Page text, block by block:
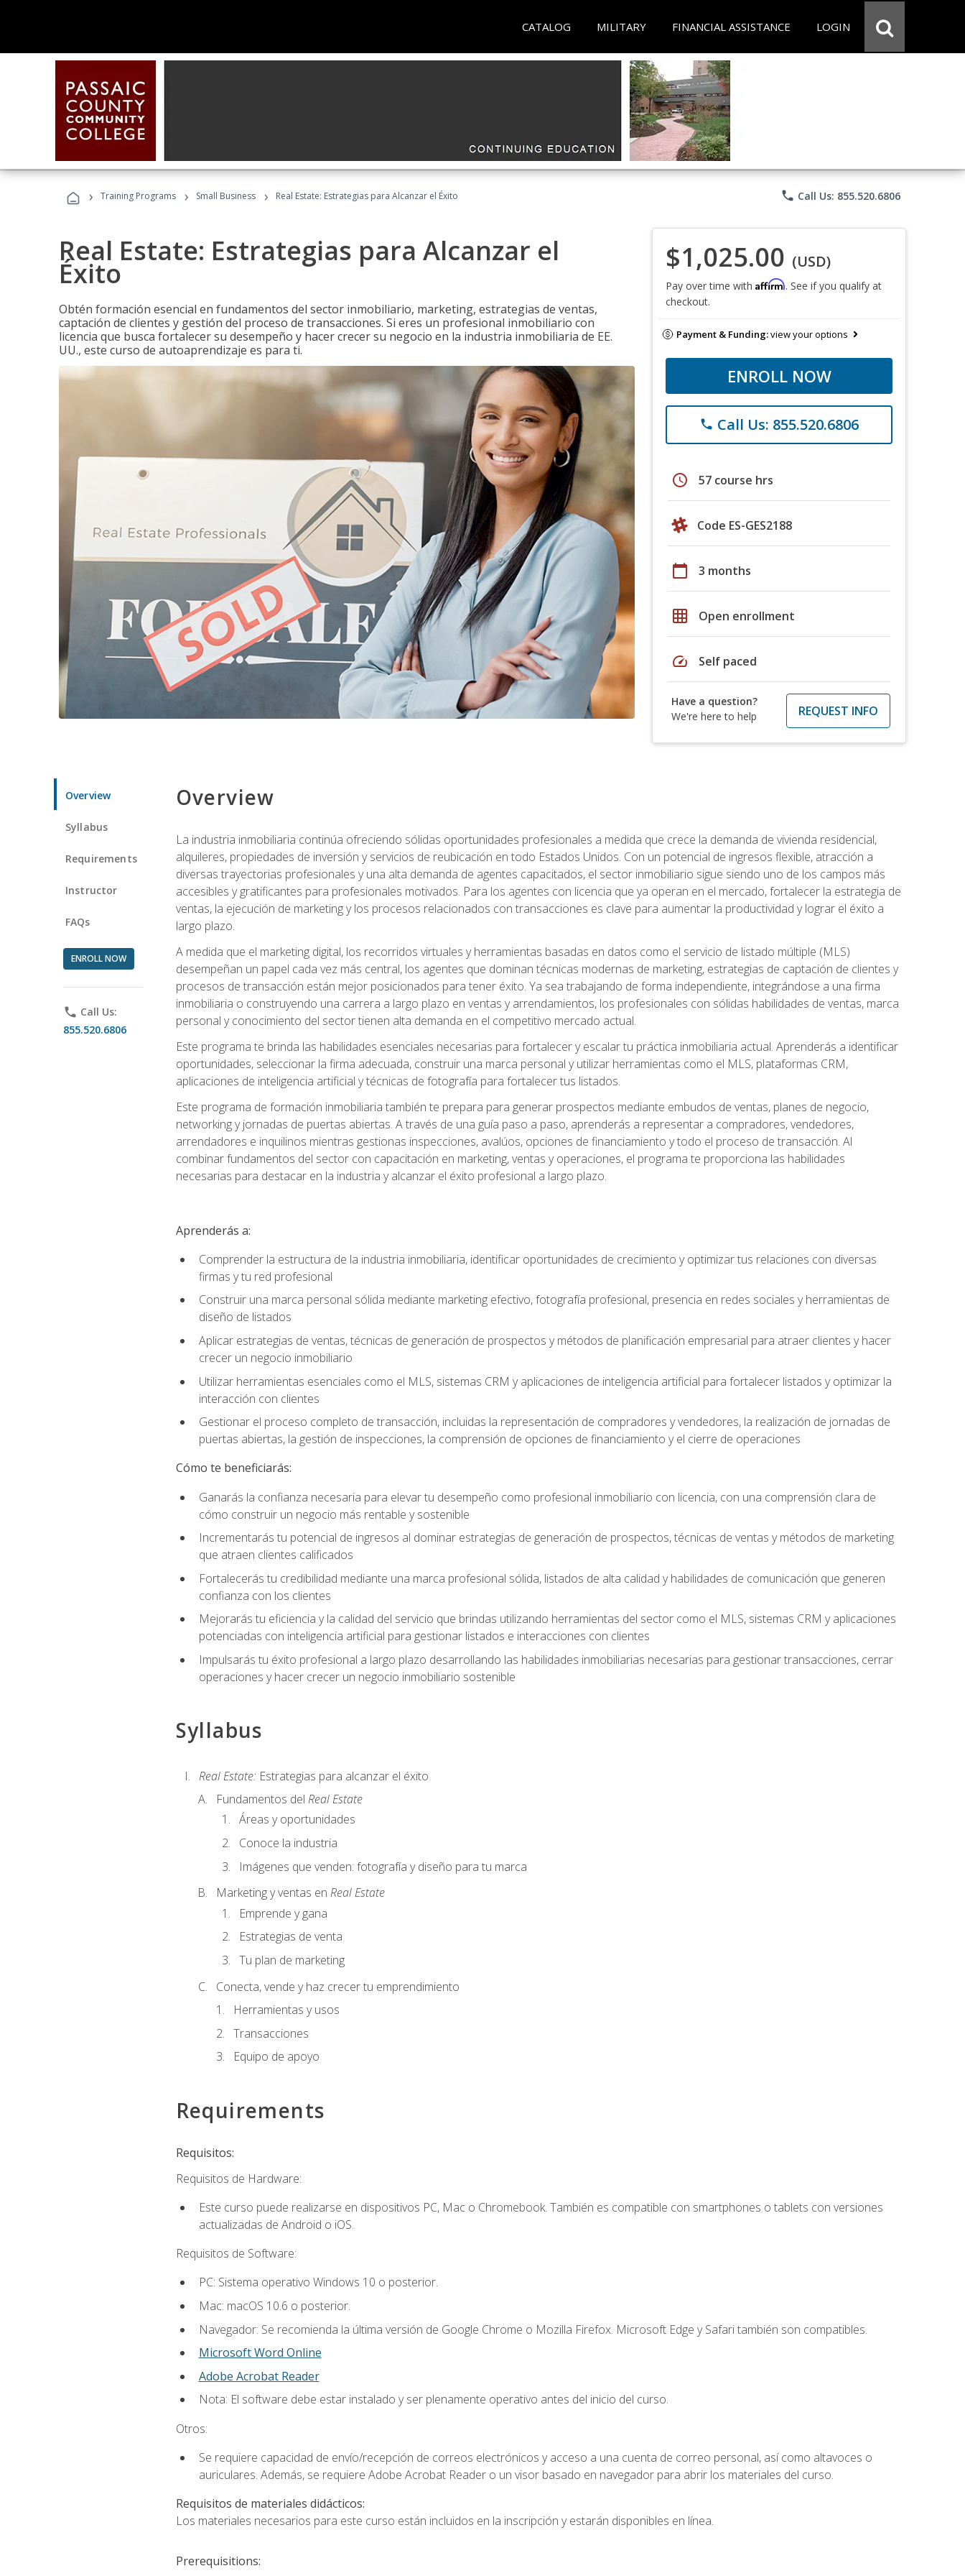
CATALOG MILITARY FINANCIAL ASSISTANCE LOGIN
› Training Programs › Small Business › Real Estate: Estrategias para Alcanzar el Éxito phone Call Us: 855.520.6806
Real Estate: Estrategias para Alcanzar el
Éxito
Obtén formación esencial en fundamentos del sector inmobiliario, marketing, estrategias de ventas,
captación de clientes y gestión del proceso de transacciones. Si eres un profesional inmobiliario con
licencia que busca fortalecer su desempeño y hacer crecer su negocio en la industria inmobiliaria de EE.
UU., este curso de autoaprendizaje es para ti.
$1,025.00 (USD)
Pay over time with Affirm. See if you qualify at
checkout.
Payment & Funding:view your options
ENROLL NOW
phone Call Us: 855.520.6806
schedule 57 course hrs
Code ES-GES2188
calendar_today 3 months
grid_on Open enrollment
speed Self paced
Have a question?
We're here to help
REQUEST INFO
Overview
Syllabus
Requirements
Instructor
FAQs
ENROLL NOW
phone Call Us:
855.520.6806
Overview
La industria inmobiliaria continúa ofreciendo sólidas oportunidades profesionales a medida que crece la demanda de vivienda residencial,
alquileres, propiedades de inversión y servicios de reubicación en todo Estados Unidos. Con un potencial de ingresos flexible, atracción a
diversas trayectorias profesionales y una alta demanda de agentes capacitados, el sector inmobiliario sigue siendo uno de los campos más
accesibles y gratificantes para profesionales motivados. Para los agentes con licencia que ya operan en el mercado, fortalecer la estrategia de
ventas, la ejecución de marketing y los procesos relacionados con transacciones es clave para aumentar la productividad y lograr el éxito a
largo plazo.
A medida que el marketing digital, los recorridos virtuales y herramientas basadas en datos como el servicio de listado múltiple (MLS)
desempeñan un papel cada vez más central, los agentes que dominan técnicas modernas de marketing, estrategias de captación de clientes y
procesos de transacción están mejor posicionados para tener éxito. Ya sea trabajando de forma independiente, integrándose a una firma
inmobiliaria o construyendo una carrera a largo plazo en ventas y arrendamientos, los profesionales con sólidas habilidades de ventas, marca
personal y conocimiento del sector tienen alta demanda en el competitivo mercado actual.
Este programa te brinda las habilidades esenciales necesarias para fortalecer y escalar tu práctica inmobiliaria actual. Aprenderás a identificar
oportunidades, seleccionar la firma adecuada, construir una marca personal y utilizar herramientas como el MLS, plataformas CRM,
aplicaciones de inteligencia artificial y técnicas de fotografía para fortalecer tus listados.
Este programa de formación inmobiliaria también te prepara para generar prospectos mediante embudos de ventas, planes de negocio,
networking y jornadas de puertas abiertas. A través de una guía paso a paso, aprenderás a representar a compradores, vendedores,
arrendadores e inquilinos mientras gestionas inspecciones, avalúos, opciones de financiamiento y todo el proceso de transacción. Al
combinar fundamentos del sector con capacitación en marketing, ventas y operaciones, el programa te proporciona las habilidades
necesarias para destacar en la industria y alcanzar el éxito profesional a largo plazo.
Aprenderás a:
Comprender la estructura de la industria inmobiliaria, identificar oportunidades de crecimiento y optimizar tus relaciones con diversas
firmas y tu red profesional
Construir una marca personal sólida mediante marketing efectivo, fotografía profesional, presencia en redes sociales y herramientas de
diseño de listados
Aplicar estrategias de ventas, técnicas de generación de prospectos y métodos de planificación empresarial para atraer clientes y hacer
crecer un negocio inmobiliario
Utilizar herramientas esenciales como el MLS, sistemas CRM y aplicaciones de inteligencia artificial para fortalecer listados y optimizar la
interacción con clientes
Gestionar el proceso completo de transacción, incluidas la representación de compradores y vendedores, la realización de jornadas de
puertas abiertas, la gestión de inspecciones, la comprensión de opciones de financiamiento y el cierre de operaciones
Cómo te beneficiarás:
Ganarás la confianza necesaria para elevar tu desempeño como profesional inmobiliario con licencia, con una comprensión clara de
cómo construir un negocio más rentable y sostenible
Incrementarás tu potencial de ingresos al dominar estrategias de generación de prospectos, técnicas de ventas y métodos de marketing
que atraen clientes calificados
Fortalecerás tu credibilidad mediante una marca profesional sólida, listados de alta calidad y habilidades de comunicación que generen
confianza con los clientes
Mejorarás tu eficiencia y la calidad del servicio que brindas utilizando herramientas del sector como el MLS, sistemas CRM y aplicaciones
potenciadas con inteligencia artificial para gestionar listados e interacciones con clientes
Impulsarás tu éxito profesional a largo plazo desarrollando las habilidades inmobiliarias necesarias para gestionar transacciones, cerrar
operaciones y hacer crecer un negocio inmobiliario sostenible
Syllabus
Real Estate: Estrategias para alcanzar el éxito
Fundamentos del Real Estate
Áreas y oportunidades
Conoce la industria
Imágenes que venden: fotografía y diseño para tu marca
Marketing y ventas en Real Estate
Emprende y gana
Estrategias de venta
Tu plan de marketing
Conecta, vende y haz crecer tu emprendimiento
Herramientas y usos
Transacciones
Equipo de apoyo
Requirements
Requisitos:
Requisitos de Hardware:
Este curso puede realizarse en dispositivos PC, Mac o Chromebook. También es compatible con smartphones o tablets con versiones
actualizadas de Android o iOS.
Requisitos de Software:
PC: Sistema operativo Windows 10 o posterior.
Mac: macOS 10.6 o posterior.
Navegador: Se recomienda la última versión de Google Chrome o Mozilla Firefox. Microsoft Edge y Safari también son compatibles.
Microsoft Word Online
Adobe Acrobat Reader
Nota: El software debe estar instalado y ser plenamente operativo antes del inicio del curso.
Otros:
Se requiere capacidad de envío/recepción de correos electrónicos y acceso a una cuenta de correo personal, así como altavoces o
auriculares. Además, se requiere Adobe Acrobat Reader o un visor basado en navegador para abrir los materiales del curso.
Requisitos de materiales didácticos:
Los materiales necesarios para este curso están incluidos en la inscripción y estarán disponibles en línea.
Prerequisitions: